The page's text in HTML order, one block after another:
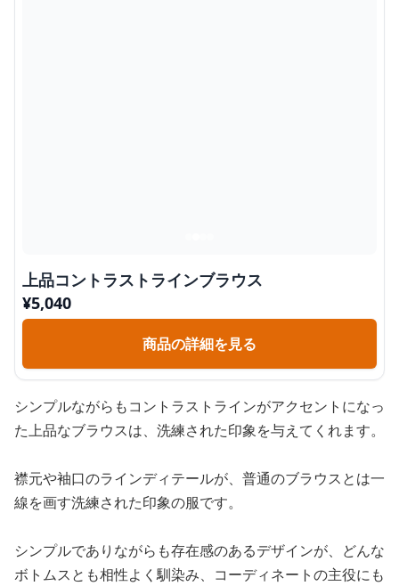
上品コントラストラインブラウス
¥5,040
商品の詳細を見る
シンプルながらもコントラストラインがアクセントになっ
た上品なブラウスは、洗練された印象を与えてくれます。
襟元や袖口のラインディテールが、普通のブラウスとは一
線を画す洗練された印象の服です。
シンプルでありながらも存在感のあるデザインが、どんな
ボトムスとも相性よく馴染み、コーディネートの主役にも